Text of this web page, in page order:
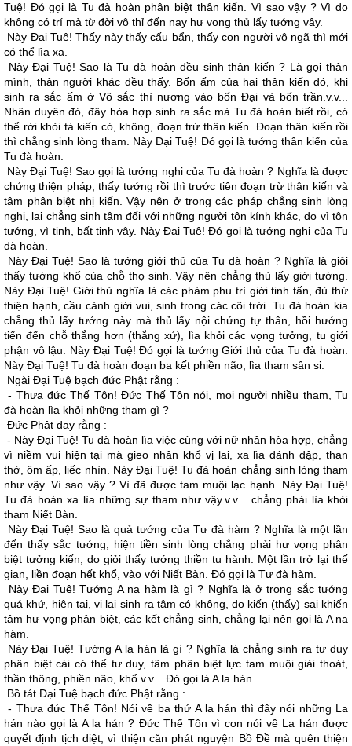
Tuệ! Ðó gọi là Tu đà hoàn phân biệt thân kiến. Vì sao vậy ? Vì do
không có trí mà từ đời vô thỉ đến nay hư vọng thủ lấy tướng vậy.
Này Ðại Tuệ! Thấy này thấy cấu bẩn, thấy con người vô ngã thì mới
có thể lìa xa.
Này Ðại Tuệ! Sao là Tu đà hoàn đều sinh thân kiến ? Là gọi thân
mình, thân người khác đều thấy. Bốn ấm của hai thân kiến đó, khi
sinh ra sắc ấm ở Vô sắc thì nương vào bốn Ðại và bốn trần.v.v...
Nhân duyên đó, đây hòa hợp sinh ra sắc mà Tu đà hoàn biết rồi, có
thể rời khỏi tà kiến có, không, đoạn trừ thân kiến. Ðoạn thân kiến rồi
thì chẳng sinh lòng tham. Này Ðại Tuệ! Ðó gọi là tướng thân kiến của
Tu đà hoàn.
Này Ðại Tuệ! Sao gọi là tướng nghi của Tu đà hoàn ? Nghĩa là được
chứng thiện pháp, thấy tướng rồi thì trước tiên đoạn trừ thân kiến và
tâm phân biệt nhị kiến. Vậy nên ở trong các pháp chẳng sinh lòng
nghi, lại chẳng sinh tâm đối với những người tôn kính khác, do vì tôn
tướng, vì tịnh, bất tịnh vậy. Này Ðại Tuệ! Ðó gọi là tướng nghi của Tu
đà hoàn.
Này Ðại Tuệ! Sao là tướng giới thủ của Tu đà hoàn ? Nghĩa là giỏi
thấy tướng khổ của chỗ thọ sinh. Vậy nên chẳng thủ lấy giới tướng.
Này Ðại Tuệ! Giới thủ nghĩa là các phàm phu trì giới tinh tấn, đủ thứ
thiện hạnh, cầu cảnh giới vui, sinh trong các cõi trời. Tu đà hoàn kia
chẳng thủ lấy tướng này mà thủ lấy nội chứng tự thân, hồi hướng
tiến đến chỗ thắng hơn (thắng xứ), lìa khỏi các vọng tưởng, tu giới
phận vô lậu. Này Ðại Tuệ! Ðó gọi là tướng Giới thủ của Tu đà hoàn.
Này Ðại Tuệ! Tu đà hoàn đoạn ba kết phiền não, lìa tham sân si.
Ngài Ðại Tuệ bạch đức Phật rằng :
- Thưa đức Thế Tôn! Ðức Thế Tôn nói, mọi người nhiều tham, Tu
đà hoàn lìa khỏi những tham gì ?
Ðức Phật dạy rằng :
- Này Ðại Tuệ! Tu đà hoàn lìa việc cùng với nữ nhân hòa hợp, chẳng
vì niềm vui hiện tại mà gieo nhân khổ vị lai, xa lìa đánh đập, than
thở, ôm ấp, liếc nhìn. Này Ðại Tuệ! Tu đà hoàn chẳng sinh lòng tham
như vậy. Vì sao vậy ? Vì đã được tam muội lạc hạnh. Này Ðại Tuệ!
Tu đà hoàn xa lìa những sự tham như vậy.v.v... chẳng phải lìa khỏi
tham Niết Bàn.
Này Ðại Tuệ! Sao là quả tướng của Tư đà hàm ? Nghĩa là một lần
đến thấy sắc tướng, hiện tiền sinh lòng chẳng phải hư vọng phân
biệt tưởng kiến, do giỏi thấy tướng thiền tu hành. Một lần trở lại thế
gian, liền đoạn hết khổ, vào với Niết Bàn. Ðó gọi là Tư đà hàm.
Này Ðại Tuệ! Tướng A na hàm là gì ? Nghĩa là ở trong sắc tướng
quá khứ, hiện tại, vị lai sinh ra tâm có không, do kiến (thấy) sai khiến
tâm hư vọng phân biệt, các kết chẳng sinh, chẳng lại nên gọi là A na
hàm.
Này Ðại Tuệ! Tướng A la hán là gì ? Nghĩa là chẳng sinh ra tư duy
phân biệt cái có thể tư duy, tâm phân biệt lực tam muội giải thoát,
thần thông, phiền não, khổ.v.v... Ðó gọi là A la hán.
Bồ tát Ðại Tuệ bạch đức Phật rằng :
- Thưa đức Thế Tôn! Nói về ba thứ A la hán thì đây nói những La
hán nào gọi là A la hán ? Ðức Thế Tôn vì con nói về La hán được
quyết định tịch diệt, vì thiện căn phát nguyện Bồ Ðề mà quên thiện